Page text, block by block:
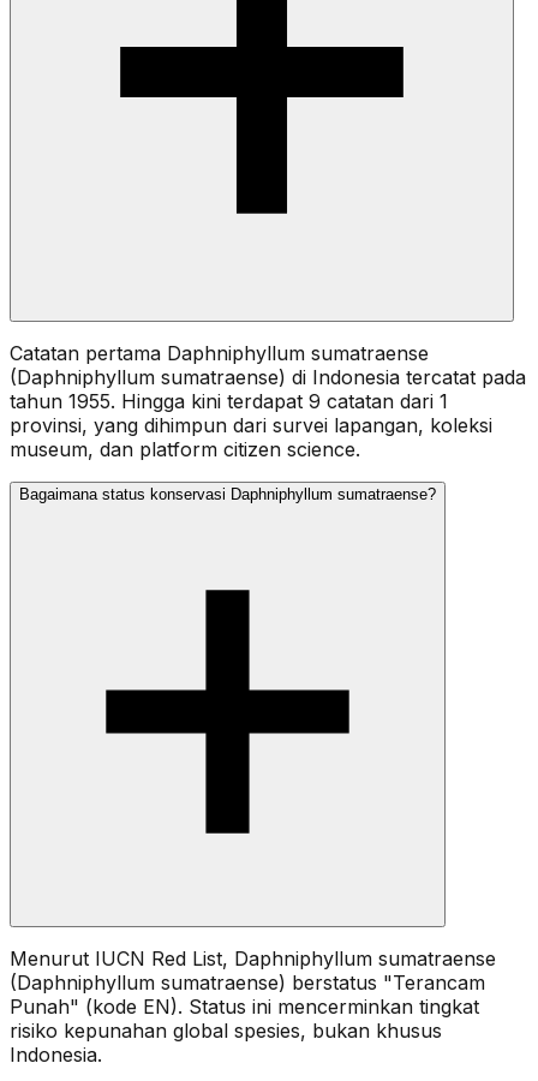
Catatan pertama Daphniphyllum sumatraense
(Daphniphyllum sumatraense) di Indonesia tercatat pada
tahun 1955. Hingga kini terdapat 9 catatan dari 1
provinsi, yang dihimpun dari survei lapangan, koleksi
museum, dan platform citizen science.
Bagaimana status konservasi Daphniphyllum sumatraense?
Menurut IUCN Red List, Daphniphyllum sumatraense
(Daphniphyllum sumatraense) berstatus "Terancam
Punah" (kode EN). Status ini mencerminkan tingkat
risiko kepunahan global spesies, bukan khusus
Indonesia.